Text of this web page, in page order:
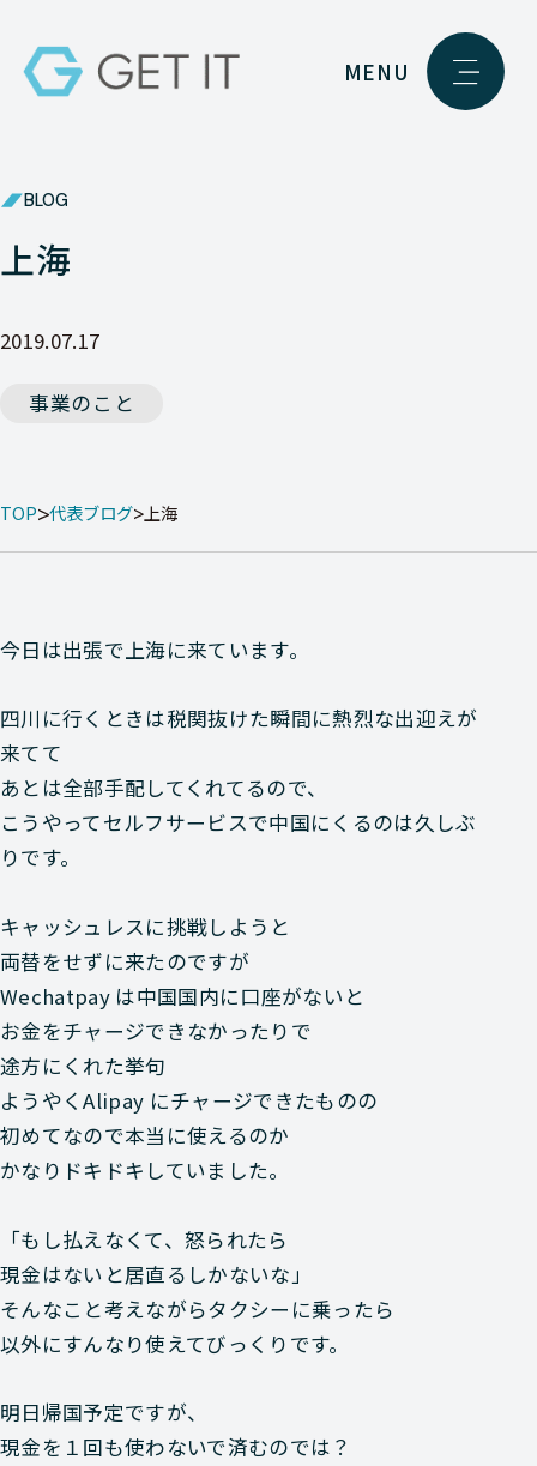
MENU
BLOG
上海
2019.07.17
事業のこと
TOP 代表ブログ 上海
今日は出張で上海に来ています。
四川に行くときは税関抜けた瞬間に熱烈な出迎えが
来てて
あとは全部手配してくれてるので、
こうやってセルフサービスで中国にくるのは久しぶ
りです。
キャッシュレスに挑戦しようと
両替をせずに来たのですが
Wechatpay は中国国内に口座がないと
お金をチャージできなかったりで
途方にくれた挙句
ようやくAlipay にチャージできたものの
初めてなので本当に使えるのか
かなりドキドキしていました。
「もし払えなくて、怒られたら
現金はないと居直るしかないな」
そんなこと考えながらタクシーに乗ったら
以外にすんなり使えてびっくりです。
明日帰国予定ですが、
現金を１回も使わないで済むのでは？